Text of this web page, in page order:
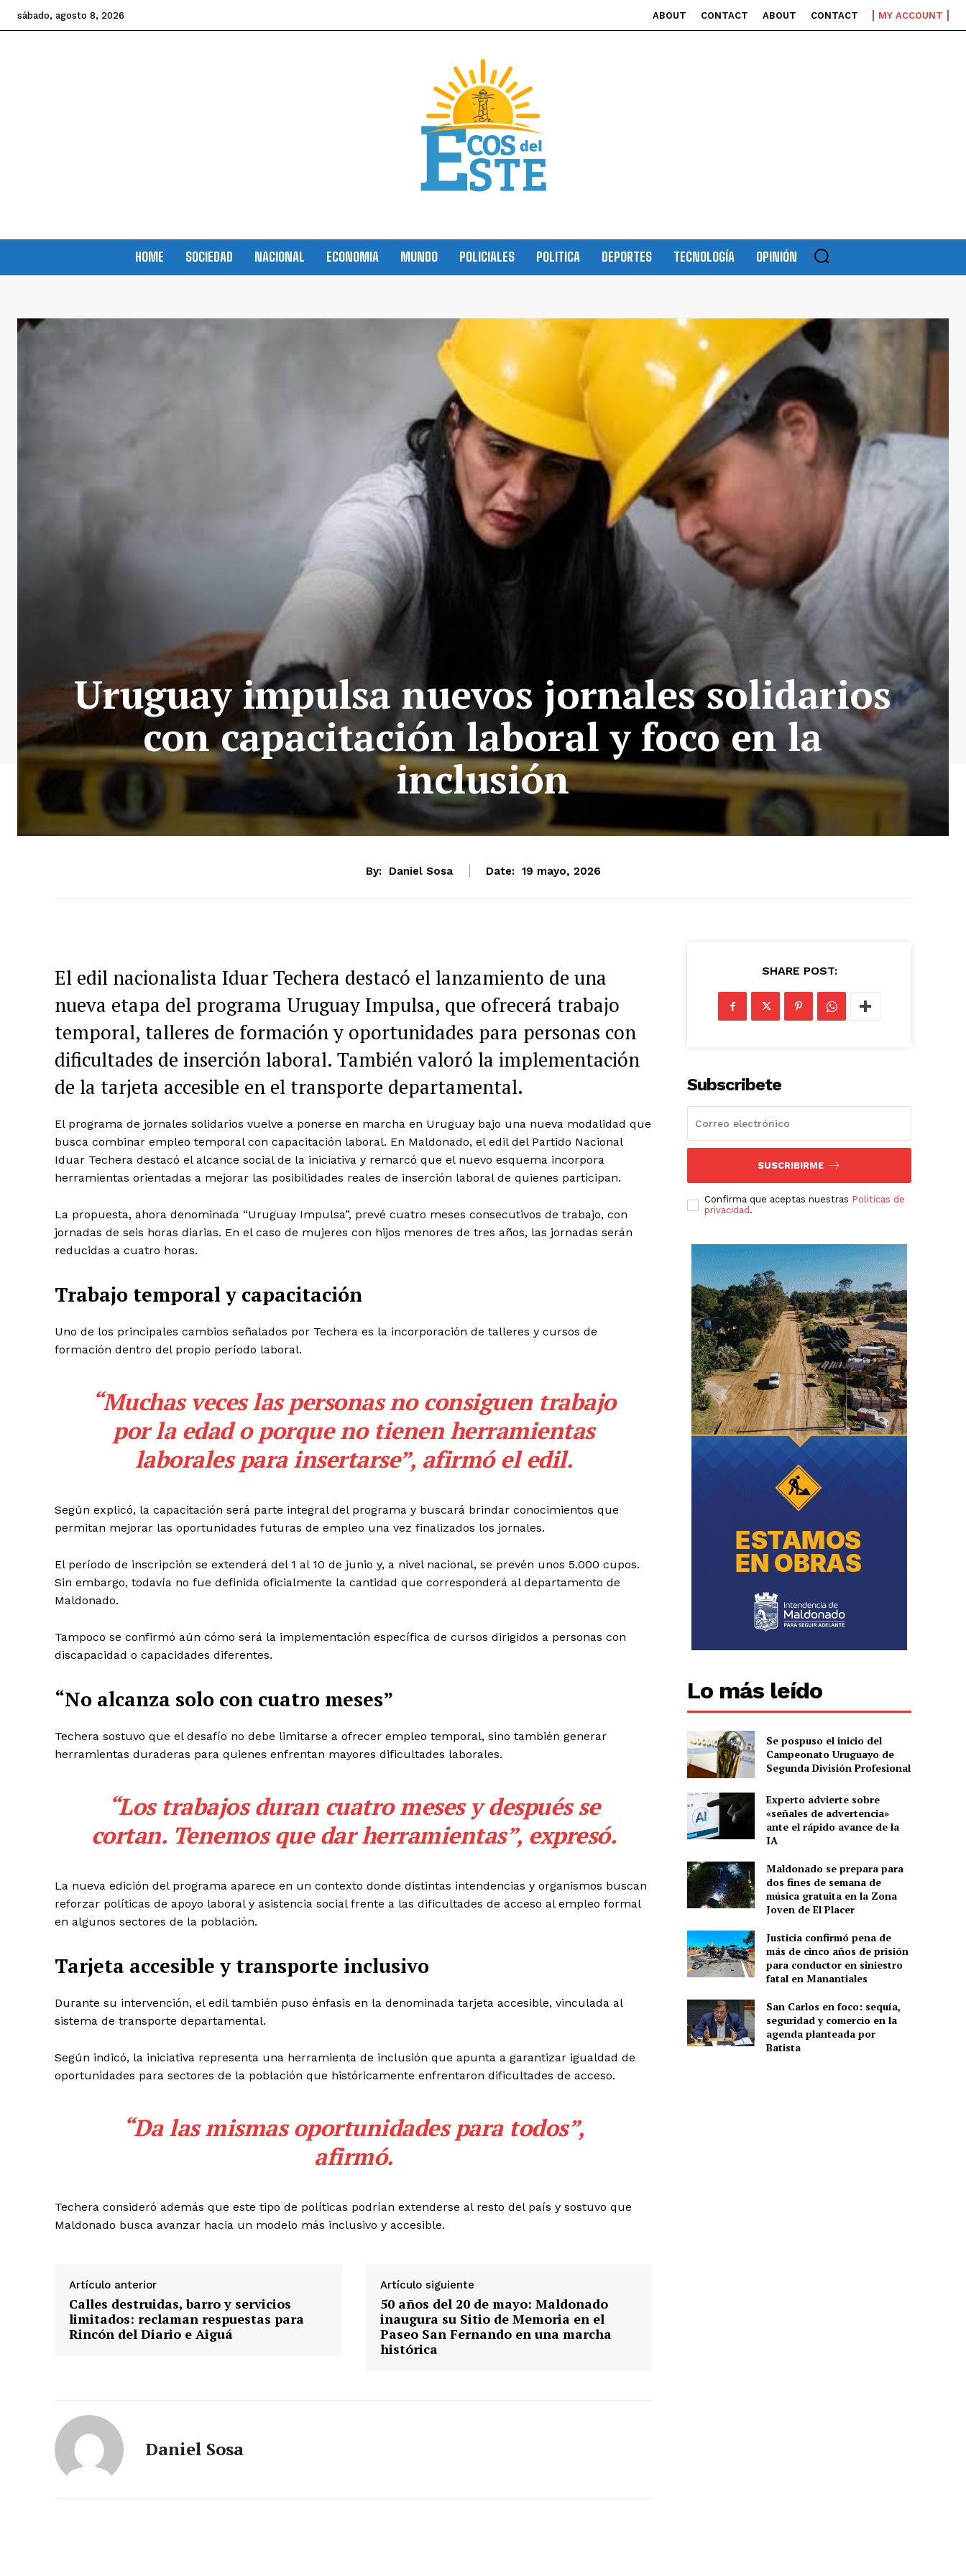
sábado, agosto 8, 2026 ABOUT CONTACT ABOUT CONTACT MY ACCOUNT
HOME SOCIEDAD NACIONAL ECONOMIA MUNDO POLICIALES POLITICA DEPORTES TECNOLOGÍA OPINIÓN
Uruguay impulsa nuevos jornales solidarios
con capacitación laboral y foco en la
inclusión
By: Daniel Sosa Date: 19 mayo, 2026
El edil nacionalista Iduar Techera destacó el lanzamiento de una
nueva etapa del programa Uruguay Impulsa, que ofrecerá trabajo
temporal, talleres de formación y oportunidades para personas con
dificultades de inserción laboral. También valoró la implementación
de la tarjeta accesible en el transporte departamental.
El programa de jornales solidarios vuelve a ponerse en marcha en Uruguay bajo una nueva modalidad que
busca combinar empleo temporal con capacitación laboral. En Maldonado, el edil del Partido Nacional
Iduar Techera destacó el alcance social de la iniciativa y remarcó que el nuevo esquema incorpora
herramientas orientadas a mejorar las posibilidades reales de inserción laboral de quienes participan.
La propuesta, ahora denominada “Uruguay Impulsa”, prevé cuatro meses consecutivos de trabajo, con
jornadas de seis horas diarias. En el caso de mujeres con hijos menores de tres años, las jornadas serán
reducidas a cuatro horas.
Trabajo temporal y capacitación
Uno de los principales cambios señalados por Techera es la incorporación de talleres y cursos de
formación dentro del propio período laboral.
“Muchas veces las personas no consiguen trabajo
por la edad o porque no tienen herramientas
laborales para insertarse”, afirmó el edil.
Según explicó, la capacitación será parte integral del programa y buscará brindar conocimientos que
permitan mejorar las oportunidades futuras de empleo una vez finalizados los jornales.
El período de inscripción se extenderá del 1 al 10 de junio y, a nivel nacional, se prevén unos 5.000 cupos.
Sin embargo, todavía no fue definida oficialmente la cantidad que corresponderá al departamento de
Maldonado.
Tampoco se confirmó aún cómo será la implementación específica de cursos dirigidos a personas con
discapacidad o capacidades diferentes.
“No alcanza solo con cuatro meses”
Techera sostuvo que el desafío no debe limitarse a ofrecer empleo temporal, sino también generar
herramientas duraderas para quienes enfrentan mayores dificultades laborales.
“Los trabajos duran cuatro meses y después se
cortan. Tenemos que dar herramientas”, expresó.
La nueva edición del programa aparece en un contexto donde distintas intendencias y organismos buscan
reforzar políticas de apoyo laboral y asistencia social frente a las dificultades de acceso al empleo formal
en algunos sectores de la población.
Tarjeta accesible y transporte inclusivo
Durante su intervención, el edil también puso énfasis en la denominada tarjeta accesible, vinculada al
sistema de transporte departamental.
Según indicó, la iniciativa representa una herramienta de inclusión que apunta a garantizar igualdad de
oportunidades para sectores de la población que históricamente enfrentaron dificultades de acceso.
“Da las mismas oportunidades para todos”,
afirmó.
Techera consideró además que este tipo de políticas podrían extenderse al resto del país y sostuvo que
Maldonado busca avanzar hacia un modelo más inclusivo y accesible.
Artículo anterior
Calles destruidas, barro y servicios
limitados: reclaman respuestas para
Rincón del Diario e Aiguá
Artículo siguiente
50 años del 20 de mayo: Maldonado
inaugura su Sitio de Memoria en el
Paseo San Fernando en una marcha
histórica
Daniel Sosa
SHARE POST:
Subscribete
SUSCRIBIRME
Confirma que aceptas nuestras Politicas de
privacidad .
Lo más leído
Se pospuso el inicio del
Campeonato Uruguayo de
Segunda División Profesional
Experto advierte sobre
«señales de advertencia»
ante el rápido avance de la
IA
Maldonado se prepara para
dos fines de semana de
música gratuita en la Zona
Joven de El Placer
Justicia confirmó pena de
más de cinco años de prisión
para conductor en siniestro
fatal en Manantiales
San Carlos en foco: sequía,
seguridad y comercio en la
agenda planteada por
Batista